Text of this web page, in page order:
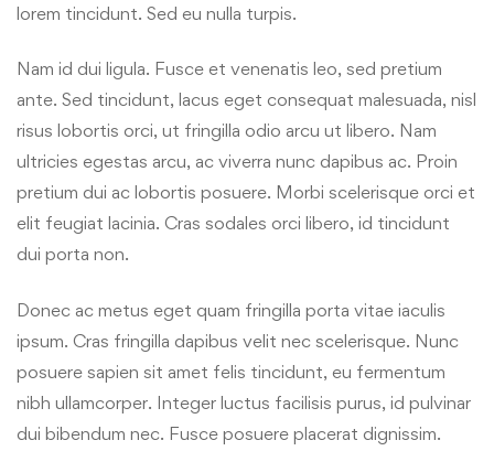
lorem tincidunt. Sed eu nulla turpis.
Nam id dui ligula. Fusce et venenatis leo, sed pretium
ante. Sed tincidunt, lacus eget consequat malesuada, nisl
risus lobortis orci, ut fringilla odio arcu ut libero. Nam
ultricies egestas arcu, ac viverra nunc dapibus ac. Proin
pretium dui ac lobortis posuere. Morbi scelerisque orci et
elit feugiat lacinia. Cras sodales orci libero, id tincidunt
dui porta non.
Donec ac metus eget quam fringilla porta vitae iaculis
ipsum. Cras fringilla dapibus velit nec scelerisque. Nunc
posuere sapien sit amet felis tincidunt, eu fermentum
nibh ullamcorper. Integer luctus facilisis purus, id pulvinar
dui bibendum nec. Fusce posuere placerat dignissim.